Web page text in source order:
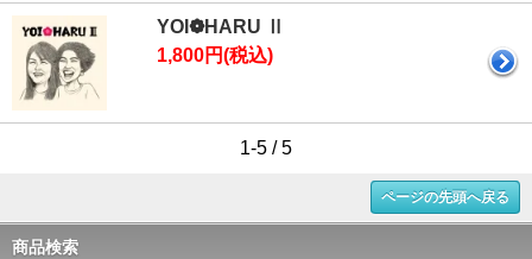
YOI❁HARU Ⅱ
1,800円(税込)
1-5 / 5
ページの先頭へ戻る
商品検索